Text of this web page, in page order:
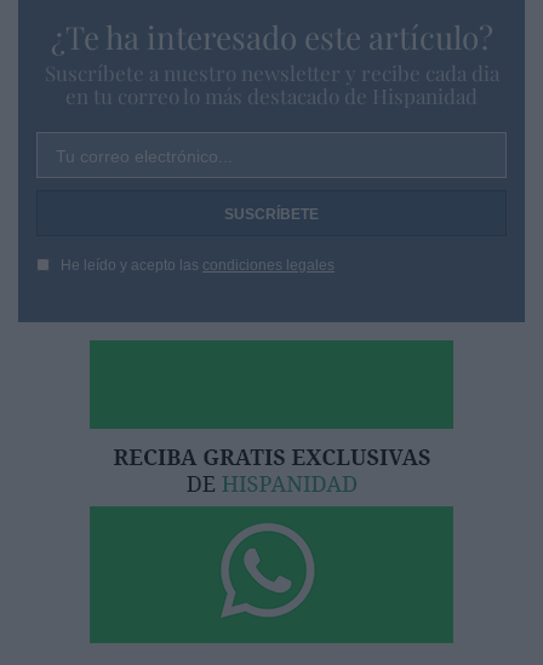
¿Te ha interesado este artículo?
Suscríbete a nuestro newsletter y recibe cada dia
en tu correo lo más destacado de Hispanidad
Tu correo electrónico...
He leído y acepto las condiciones legales